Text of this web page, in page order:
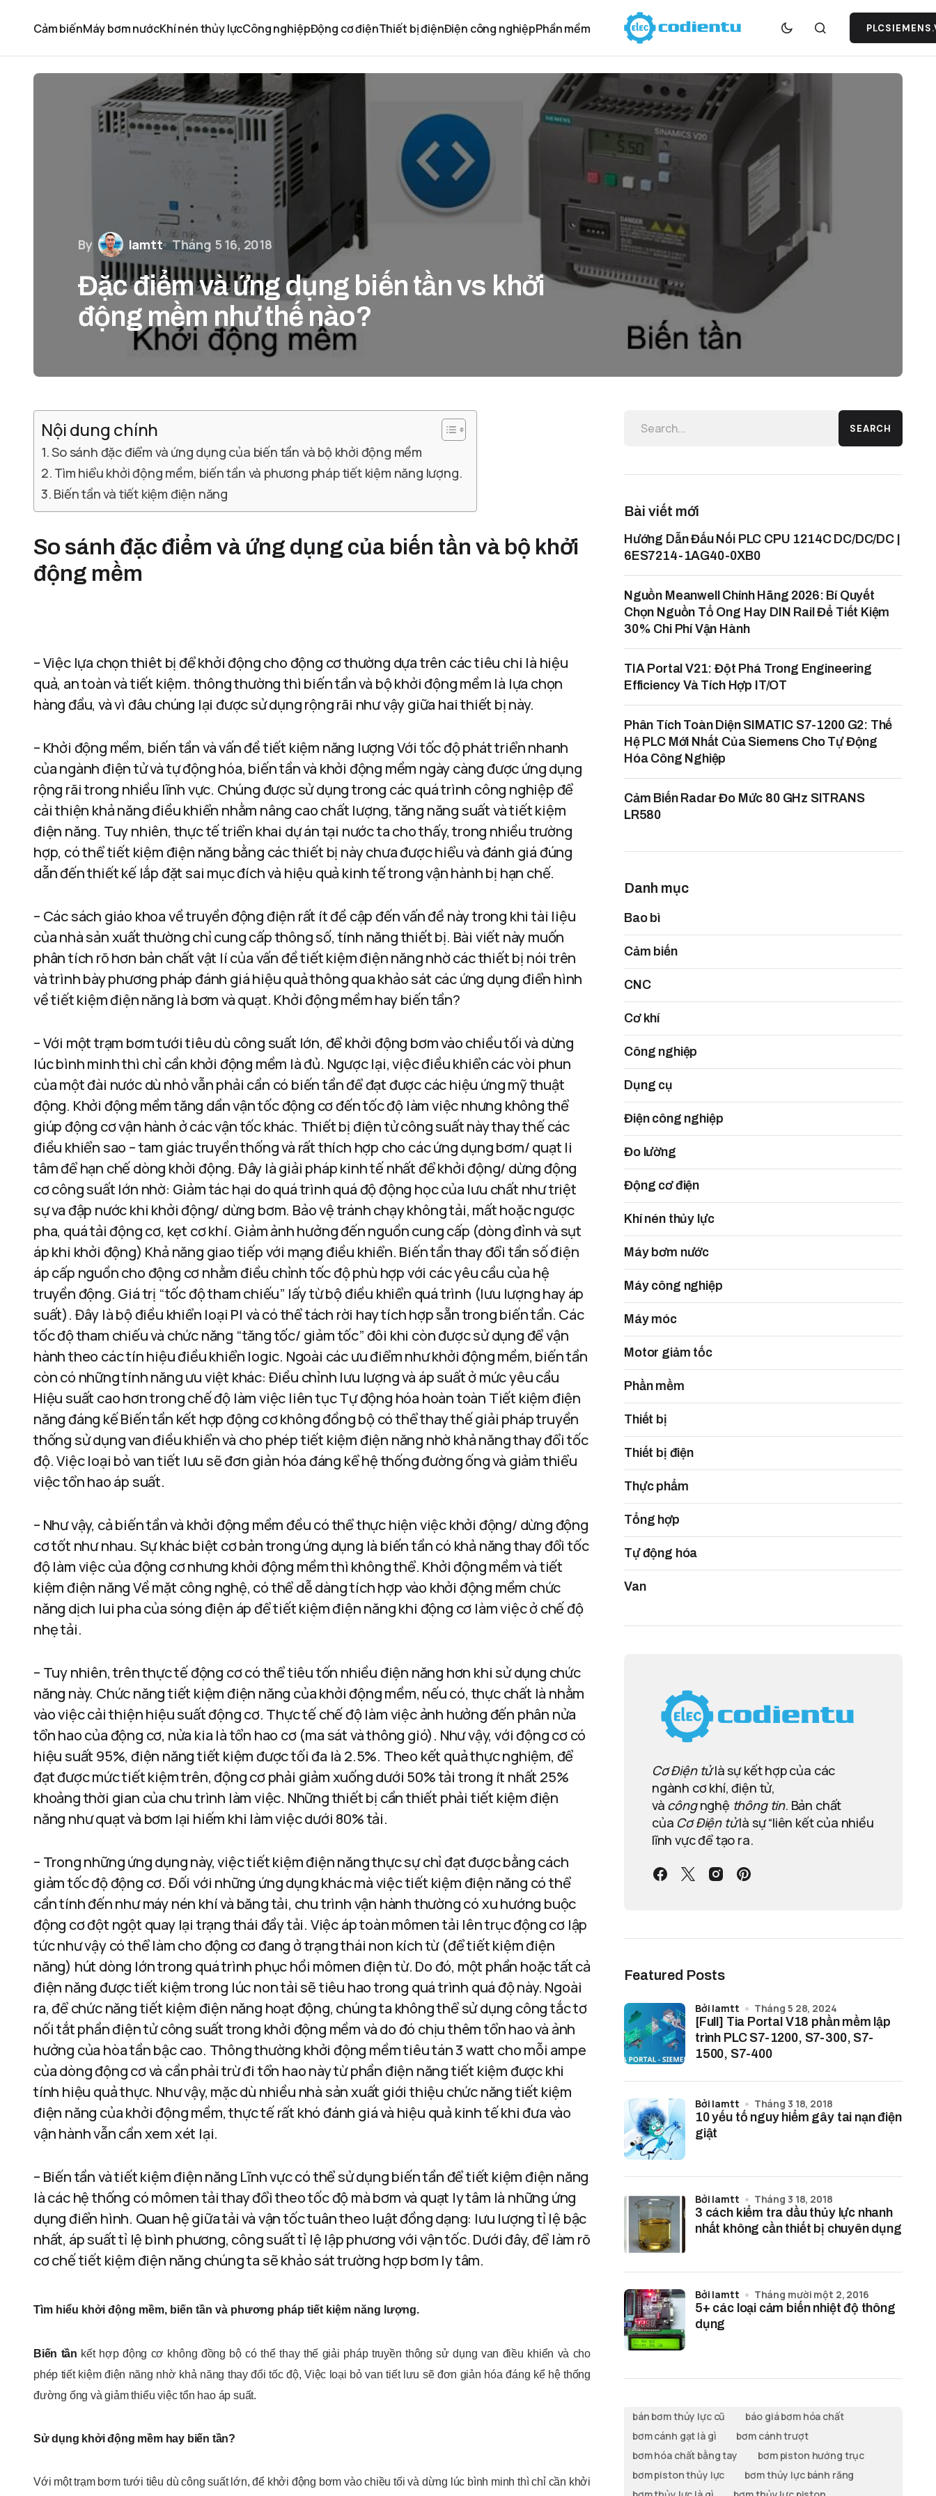
Cảm biếnMáy bơm nướcKhí nén thủy lựcCông nghiệpĐộng cơ điệnThiết bị điệnĐiện công nghiệpPhần mềm
By lamtt Tháng 5 16, 2018
Đặc điểm và ứng dụng biến tần vs khởi
động mềm như thế nào?
Nội dung chính
So sánh đặc điểm và ứng dụng của biến tần và bộ khởi động mềm
Tìm hiểu khởi động mềm, biến tần và phương pháp tiết kiệm năng lượng.
Biến tần và tiết kiệm điện năng
So sánh đặc điểm và ứng dụng của biến tần và bộ khởi
động mềm
– Việc lựa chọn thiêt bị để khởi động cho động cơ thường dựa trên các tiêu chi là hiệu
quả, an toàn và tiết kiệm. thông thường thì biến tần và bộ khởi động mềm là lựa chọn
hàng đầu, và vì đâu chúng lại được sử dụng rộng rãi như vậy giữa hai thiết bị này.
– Khởi động mềm, biến tần và vấn đề tiết kiệm năng lượng Với tốc độ phát triển nhanh
của ngành điện tử và tự động hóa, biến tần và khởi động mềm ngày càng được ứng dụng
rộng rãi trong nhiều lĩnh vực. Chúng được sử dụng trong các quá trình công nghiệp để
cải thiện khả năng điều khiển nhằm nâng cao chất lượng, tăng năng suất và tiết kiệm
điện năng. Tuy nhiên, thực tế triển khai dự án tại nước ta cho thấy, trong nhiều trường
hợp, có thể tiết kiệm điện năng bằng các thiết bị này chưa được hiểu và đánh giá đúng
dẫn đến thiết kế lắp đặt sai mục đích và hiệu quả kinh tế trong vận hành bị hạn chế.
– Các sách giáo khoa về truyền động điện rất ít đề cập đến vấn đề này trong khi tài liệu
của nhà sản xuất thường chỉ cung cấp thông số, tính năng thiết bị. Bài viết này muốn
phân tích rõ hơn bản chất vật lí của vấn đề tiết kiệm điện năng nhờ các thiết bị nói trên
và trình bày phương pháp đánh giá hiệu quả thông qua khảo sát các ứng dụng điển hình
về tiết kiệm điện năng là bơm và quạt. Khởi động mềm hay biến tần?
– Với một trạm bơm tưới tiêu dù công suất lớn, để khởi động bơm vào chiều tối và dừng
lúc bình minh thì chỉ cần khởi động mềm là đủ. Ngược lại, việc điều khiển các vòi phun
của một đài nước dù nhỏ vẫn phải cần có biến tần để đạt được các hiệu ứng mỹ thuật
động. Khởi động mềm tăng dần vận tốc động cơ đến tốc độ làm việc nhưng không thể
giúp động cơ vận hành ở các vận tốc khác. Thiết bị điện tử công suất này thay thế các
điều khiển sao – tam giác truyền thống và rất thích hợp cho các ứng dụng bơm/ quạt li
tâm để hạn chế dòng khởi động. Đây là giải pháp kinh tế nhất để khởi động/ dừng động
cơ công suất lớn nhờ: Giảm tác hại do quá trình quá độ động học của lưu chất như triệt
sự va đập nước khi khởi động/ dừng bơm. Bảo vệ tránh chạy không tải, mất hoặc ngược
pha, quá tải động cơ, kẹt cơ khí. Giảm ảnh hưởng đến nguồn cung cấp (dòng đỉnh và sụt
áp khi khởi động) Khả năng giao tiếp với mạng điều khiển. Biến tần thay đổi tần số điện
áp cấp nguồn cho động cơ nhằm điều chỉnh tốc độ phù hợp với các yêu cầu của hệ
truyền động. Giá trị “tốc độ tham chiếu” lấy từ bộ điều khiển quá trình (lưu lượng hay áp
suất). Đây là bộ điều khiển loại PI và có thể tách rời hay tích hợp sẵn trong biến tần. Các
tốc độ tham chiếu và chức năng “tăng tốc/ giảm tốc” đôi khi còn được sử dụng để vận
hành theo các tín hiệu điều khiển logic. Ngoài các ưu điểm như khởi động mềm, biến tần
còn có những tính năng ưu việt khác: Điều chỉnh lưu lượng và áp suất ở mức yêu cầu
Hiệu suất cao hơn trong chế độ làm việc liên tục Tự động hóa hoàn toàn Tiết kiệm điện
năng đáng kế Biến tần kết hợp động cơ không đồng bộ có thể thay thế giải pháp truyền
thống sử dụng van điều khiển và cho phép tiết kiệm điện năng nhờ khả năng thay đổi tốc
độ. Việc loại bỏ van tiết lưu sẽ đơn giản hóa đáng kể hệ thống đường ống và giảm thiểu
việc tổn hao áp suất.
– Như vậy, cả biến tần và khởi động mềm đều có thể thực hiện việc khởi động/ dừng động
cơ tốt như nhau. Sự khác biệt cơ bản trong ứng dụng là biến tần có khả năng thay đổi tốc
độ làm việc của động cơ nhưng khởi động mềm thì không thể. Khởi động mềm và tiết
kiệm điện năng Về mặt công nghệ, có thể dễ dàng tích hợp vào khởi động mềm chức
năng dịch lui pha của sóng điện áp để tiết kiệm điện năng khi động cơ làm việc ở chế độ
nhẹ tải.
– Tuy nhiên, trên thực tế động cơ có thể tiêu tốn nhiều điện năng hơn khi sử dụng chức
năng này. Chức năng tiết kiệm điện năng của khởi động mềm, nếu có, thực chất là nhằm
vào việc cải thiện hiệu suất động cơ. Thực tế chế độ làm việc ảnh hưởng đến phân nửa
tổn hao của động cơ, nửa kia là tổn hao cơ (ma sát và thông gió). Như vậy, với động cơ có
hiệu suất 95%, điện năng tiết kiệm được tối đa là 2.5%. Theo kết quả thực nghiệm, để
đạt được mức tiết kiệm trên, động cơ phải giảm xuống dưới 50% tải trong ít nhất 25%
khoảng thời gian của chu trình làm việc. Những thiết bị cần thiết phải tiết kiệm điện
năng như quạt và bơm lại hiếm khi làm việc dưới 80% tải.
– Trong những ứng dụng này, việc tiết kiệm điện năng thực sự chỉ đạt được bằng cách
giảm tốc độ động cơ. Đối với những ứng dụng khác mà việc tiết kiệm điện năng có thể
cần tính đến như máy nén khí và băng tải, chu trình vận hành thường có xu hướng buộc
động cơ đột ngột quay lại trạng thái đầy tải. Việc áp toàn mômen tải lên trục động cơ lập
tức như vậy có thể làm cho động cơ đang ở trạng thái non kích từ (để tiết kiệm điện
năng) hút dòng lớn trong quá trình phục hồi mômen điện từ. Do đó, một phần hoặc tất cả
điện năng được tiết kiệm trong lúc non tải sẽ tiêu hao trong quá trình quá độ này. Ngoài
ra, để chức năng tiết kiệm điện năng hoạt động, chúng ta không thể sử dụng công tắc tơ
nối tắt phần điện tử công suất trong khởi động mềm và do đó chịu thêm tổn hao và ảnh
hưởng của hòa tần bậc cao. Thông thường khởi động mềm tiêu tán 3 watt cho mỗi ampe
của dòng động cơ và cần phải trừ đi tổn hao này từ phần điện năng tiết kiệm được khi
tính hiệu quả thực. Như vậy, mặc dù nhiều nhà sản xuất giới thiệu chức năng tiết kiệm
điện năng của khởi động mềm, thực tế rất khó đánh giá và hiệu quả kinh tế khi đưa vào
vận hành vẫn cần xem xét lại.
– Biến tần và tiết kiệm điện năng Lĩnh vực có thể sử dụng biến tần để tiết kiệm điện năng
là các hệ thống có mômen tải thay đổi theo tốc độ mà bơm và quạt ly tâm là những ứng
dụng điển hình. Quan hệ giữa tải và vận tốc tuân theo luật đồng dạng: lưu lượng tỉ lệ bậc
nhất, áp suất tỉ lệ bình phương, công suất tỉ lệ lập phương với vận tốc. Dưới đây, để làm rõ
cơ chế tiết kiệm điện năng chúng ta sẽ khảo sát trường hợp bơm ly tâm.
Tìm hiểu khởi động mềm, biến tần và phương pháp tiết kiệm năng lượng.
Biến tần kết hợp động cơ không đồng bộ có thể thay thế giải pháp truyền thông sử dụng van điều khiển và cho
phép tiết kiệm điện năng nhờ khả năng thay đổi tốc độ, Việc loại bỏ van tiết lưu sẽ đơn giản hóa đáng kể hệ thống
đường ống và giảm thiểu việc tổn hao áp suất.
Sử dụng khởi động mềm hay biến tần?
Với một trạm bơm tưới tiêu dù công suất lớn, để khởi động bơm vào chiều tối và dừng lúc bình minh thì chỉ cần khởi
SEARCH
Bài viết mới
Hướng Dẫn Đấu Nối PLC CPU 1214C DC/DC/DC |
6ES7214-1AG40-0XB0
Nguồn Meanwell Chính Hãng 2026: Bí Quyết
Chọn Nguồn Tổ Ong Hay DIN Rail Để Tiết Kiệm
30% Chi Phí Vận Hành
TIA Portal V21: Đột Phá Trong Engineering
Efficiency Và Tích Hợp IT/OT
Phân Tích Toàn Diện SIMATIC S7-1200 G2: Thế
Hệ PLC Mới Nhất Của Siemens Cho Tự Động
Hóa Công Nghiệp
Cảm Biến Radar Đo Mức 80 GHz SITRANS
LR580
Danh mục
Bao bì
Cảm biến
CNC
Cơ khí
Công nghiệp
Dụng cụ
Điện công nghiệp
Đo lường
Động cơ điện
Khí nén thủy lực
Máy bơm nước
Máy công nghiệp
Máy móc
Motor giảm tốc
Phần mềm
Thiết bị
Thiết bị điện
Thực phẩm
Tổng hợp
Tự động hóa
Van
Cơ Điện tửlà sự kết hợp của các
ngành cơ khí, điện tử,
và côngnghệ thông tin. Bản chất
của Cơ Điện tửlà sự “liên kết của nhiều
lĩnh vực để tạo ra.
Featured Posts
[Full] Tia Portal V18 phần mềm lập
trình PLC S7-1200, S7-300, S7-
1500, S7-400
bởi lamtt Tháng 5 28, 2024
10 yếu tố nguy hiểm gây tai nạn điện
giật
bởi lamtt Tháng 3 18, 2018
3 cách kiểm tra dầu thủy lực nhanh
nhất không cần thiết bị chuyên dụng
bởi lamtt Tháng 3 18, 2018
5+ các loại cảm biến nhiệt độ thông
dụng
bởi lamtt Tháng mười một 2, 2016
bán bơm thủy lực cũ
báo giá bơm hóa chất
bơm cánh gạt là gì
bơm cánh trượt
bơm hóa chất bằng tay
bơm piston hướng trục
bơm piston thủy lực
bơm thủy lực bánh răng